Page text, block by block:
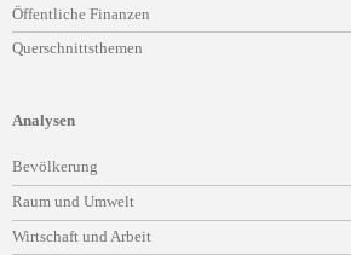
Öffentliche Finanzen
Querschnittsthemen
Analysen
Navigation
überspringen
Bevölkerung
Raum und Umwelt
Wirtschaft und Arbeit